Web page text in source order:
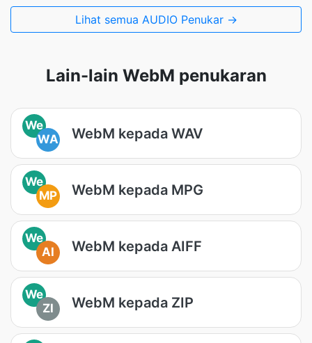
Lihat semua AUDIO Penukar →
Lain-lain WebM penukaran
We
WA
WebM kepada WAV
We
MP
WebM kepada MPG
We
AI
WebM kepada AIFF
We
ZI
WebM kepada ZIP